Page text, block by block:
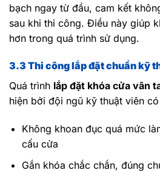
bạch ngay từ đầu, cam kết
sau khi thi công. Điều này giúp
hơn trong quá trình sử dụng.
3.3 Thi công lắp đặt chuẩn kỹ
Quá trình lắp đặt khóa cửa vân
hiện bởi đội ngũ kỹ thuật viên
Không khoan đục quá mức
cấu cửa
Gắn khóa chắc chắn, đúng